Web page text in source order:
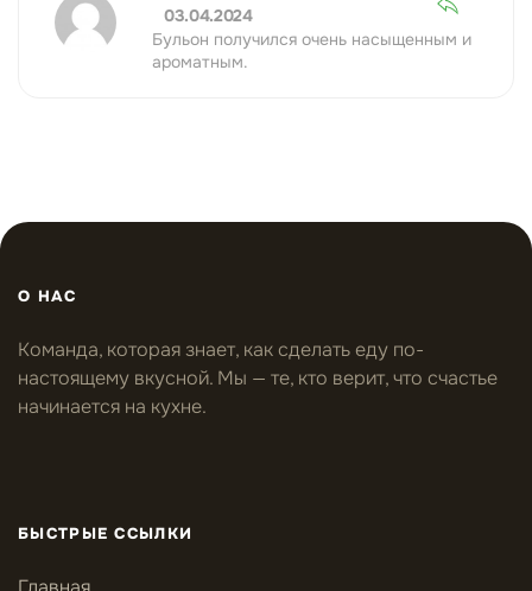
03.04.2024
Бульон получился очень насыщенным и
ароматным.
О НАС
Команда, которая знает, как сделать еду по-
настоящему вкусной. Мы — те, кто верит, что счастье
начинается на кухне.
БЫСТРЫЕ ССЫЛКИ